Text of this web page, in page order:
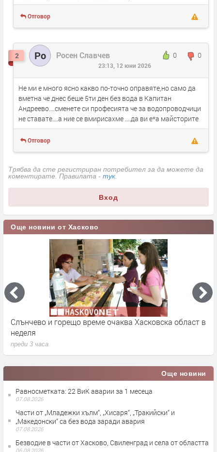
Отговор
2 Ро Росен Славчев 0 0
23:13, 12 юни 2026
Не ми е много ясно какво по-точно оправяте,но само да
вметна че днес беше 5ти ден без вода в Капитан
Андреево....сменете си професията че за водопроводчици
не ставате....а ние се вмирисахме ....да ви е*а майсторите
Отговор
Трябва да сте регистриран потребител за да можете да
коментирате. Правилата - тук
Вход
Още новини от Хасково
Слънчево и горещо време очаква Хасковска област в
неделя
преди 3 часа
Още новини
Равносметката: 22 ВиК аварии за 1 месеца
07.08.2026
Части от „Младежки хълм“, „Хисаря“, „Тракийски“ и
„Македонски“ са без вода заради авария
07.08.2026
Безводие в части от Хасково, Свиленград и села от областта
06.08.2026